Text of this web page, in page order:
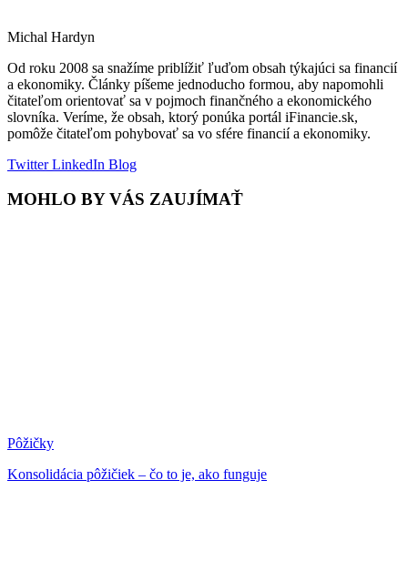
Michal Hardyn
Od roku 2008 sa snažíme priblížiť ľuďom obsah týkajúci sa financií
a ekonomiky. Články píšeme jednoducho formou, aby napomohli
čitateľom orientovať sa v pojmoch finančného a ekonomického
slovníka. Veríme, že obsah, ktorý ponúka portál iFinancie.sk,
pomôže čitateľom pohybovať sa vo sfére financií a ekonomiky.
TwitterLinkedIn Blog
MOHLO BY VÁS ZAUJÍMAŤ
Pôžičky
Konsolidácia pôžičiek – čo to je, ako funguje